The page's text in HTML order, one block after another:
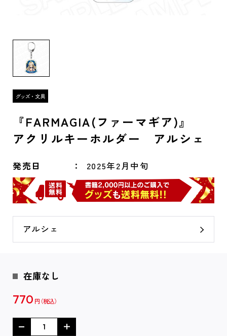
『FARMAGIA(ファーマギア)』
アクリルキーホルダー アルシェ
発売日 2025年2月中旬
アルシェ
在庫なし
770 円